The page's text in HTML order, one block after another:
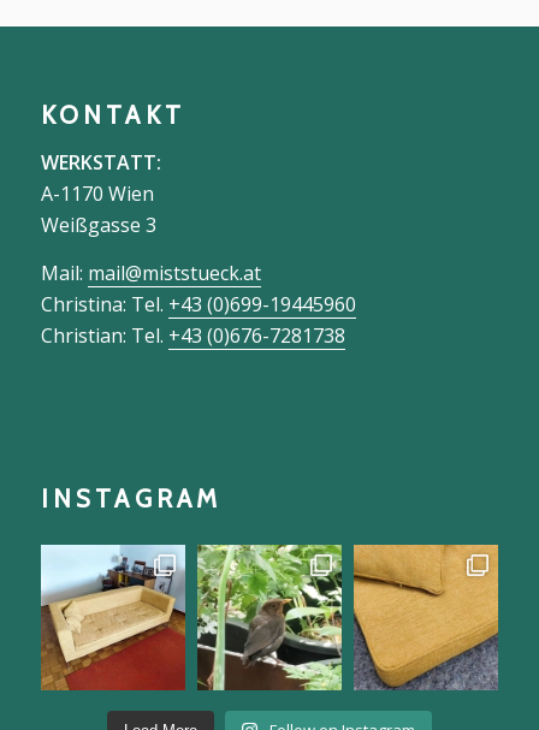
GoogleDatenschutzerklärungenundNutzungsbedingungen
KONTAKT
WERKSTATT:
A-1170 Wien
INSTAGRAM